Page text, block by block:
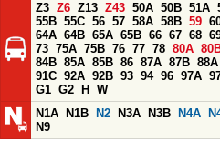
Z3 Z6 Z13 Z43 50A 50B 51A
55B 55C 56 57 58A 58B 59
64A 64B 65A 65B 66 67 68
73 75A 75B 76 77 78 80A
84B 85A 85B 86 87A 87B 88A
91C 92A 92B 93 94 96 97A
G1 G2 H
W
N1A
N1B N2 N3A N3B N4A
N9